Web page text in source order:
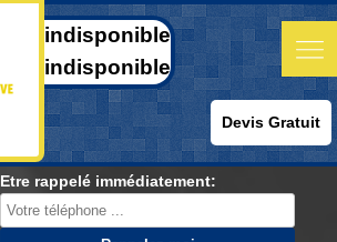
indisponible
indisponible
Devis Gratuit
Etre rappelé immédiatement: